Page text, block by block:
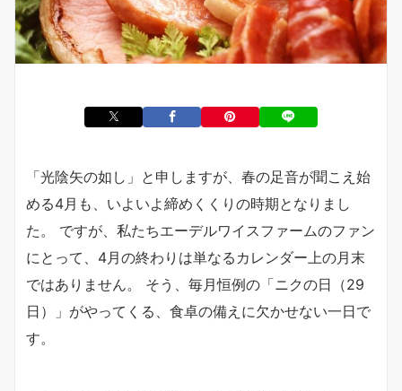
「光陰矢の如し」と申しますが、春の足音が聞こえ始
める4月も、いよいよ締めくくりの時期となりまし
た。 ですが、私たちエーデルワイスファームのファン
にとって、4月の終わりは単なるカレンダー上の月末
ではありません。 そう、毎月恒例の「ニクの日（29
日）」がやってくる、食卓の備えに欠かせない一日で
す。